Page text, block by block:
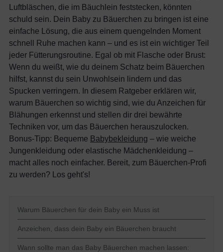
Luftbläschen, die im Bäuchlein feststecken, könnten
schuld sein. Dein Baby zu Bäuerchen zu bringen ist eine
einfache Lösung, die aus einem quengelnden Moment
schnell Ruhe machen kann – und es ist ein wichtiger Teil
jeder Fütterungsroutine. Egal ob mit Flasche oder Brust:
Wenn du weißt, wie du deinem Schatz beim Bäuerchen
hilfst, kannst du sein Unwohlsein lindern und das
Spucken verringern. In diesem Ratgeber erklären wir,
warum Bäuerchen so wichtig sind, wie du Anzeichen für
Blähungen erkennst und stellen dir drei bewährte
Techniken vor, um das Bäuerchen herauszulocken.
Bonus-Tipp: Bequeme Babybekleidung – wie weiche
Jungenkleidung oder elastische Mädchenkleidung –
macht alles noch einfacher. Bereit, zum Bäuerchen-Profi
zu werden? Los geht's!
Warum Bäuerchen für dein Baby ein Muss ist
Anzeichen, dass dein Baby ein Bäuerchen braucht
Wann sollte man das Baby Bäuerchen machen lassen: